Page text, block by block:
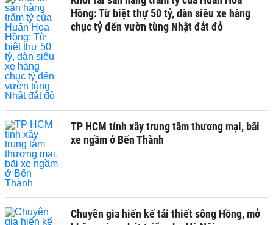
Hồng: Từ biệt thự 50 tỷ, dàn siêu xe hàng
chục tỷ đến vườn tùng Nhật đắt đỏ
TP HCM tính xây trung tâm thương mại, bãi
xe ngầm ở Bến Thành
Chuyên gia hiến kế tái thiết sông Hồng, mở